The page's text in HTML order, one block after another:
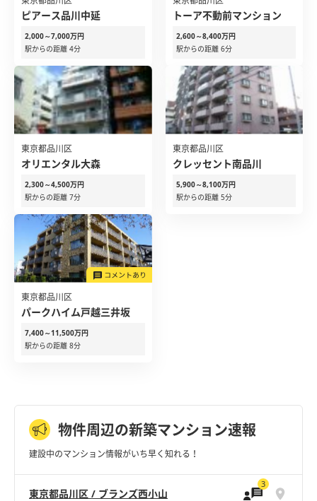
ピアース品川中延
2,000～7,000万円
駅からの距離 4分
トーア不動前マンション
2,600～8,400万円
駅からの距離 6分
東京都品川区
オリエンタル大森
2,300～4,500万円
駅からの距離 7分
東京都品川区
クレッセント南品川
5,900～8,100万円
駅からの距離 5分
東京都品川区
パークハイム戸越三井坂
7,400～11,500万円
駅からの距離 8分
物件周辺の新築マンション速報
建設中のマンション情報がいち早く知れる！
東京都品川区 / ブランズ西小山
3